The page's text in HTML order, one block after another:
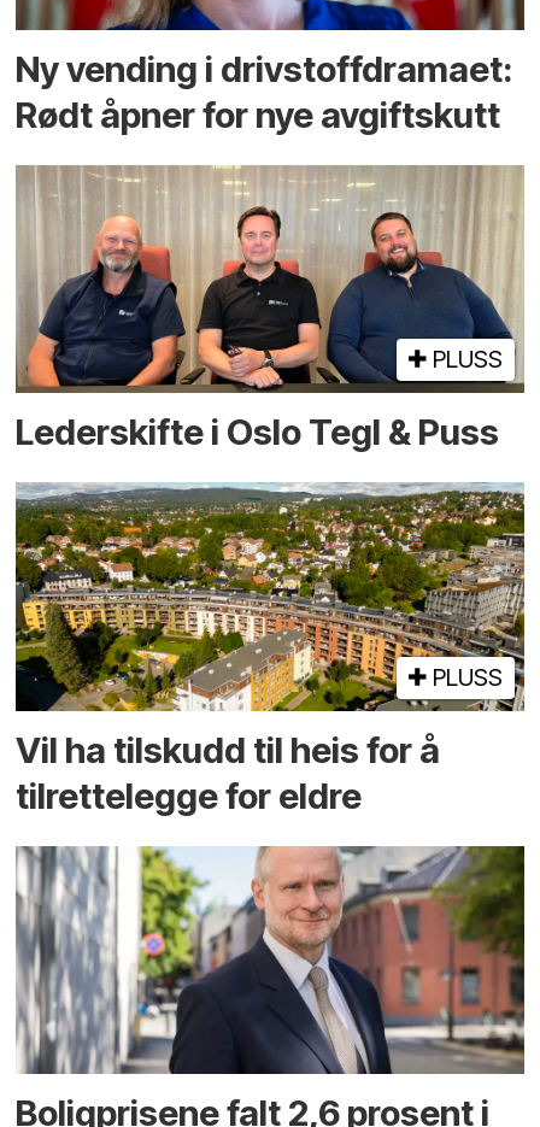
Ny vending i drivstoffdramaet:
Rødt åpner for nye avgiftskutt
PLUSS
Lederskifte i Oslo Tegl & Puss
PLUSS
Vil ha tilskudd til heis for å
tilrettelegge for eldre
Boligprisene falt 2,6 prosent i